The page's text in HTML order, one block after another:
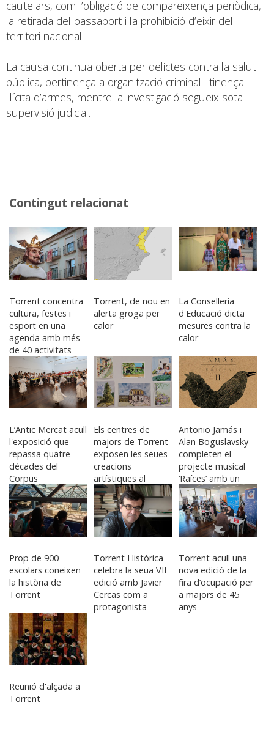
cautelars, com l’obligació de compareixença periòdica,
la retirada del passaport i la prohibició d’eixir del
territori nacional.
La causa continua oberta per delictes contra la salut
pública, pertinença a organització criminal i tinença
il·lícita d’armes, mentre la investigació segueix sota
supervisió judicial.
Contingut relacionat
Torrent concentra
cultura, festes i
esport en una
agenda amb més
de 40 activitats
Torrent, de nou en
alerta groga per
calor
La Conselleria
d'Educació dicta
mesures contra la
calor
L’Antic Mercat acull
l'exposició que
repassa quatre
dècades del
Corpus
Els centres de
majors de Torrent
exposen les seues
creacions
artístiques al
Centre Verge de
l’Olivar
Antonio Jamás i
Alan Boguslavsky
completen el
projecte musical
‘Raíces’ amb un
nou EP
Prop de 900
escolars coneixen
la història de
Torrent
Torrent Històrica
celebra la seua VII
edició amb Javier
Cercas com a
protagonista
Torrent acull una
nova edició de la
fira d’ocupació per
a majors de 45
anys
Reunió d'alçada a
Torrent